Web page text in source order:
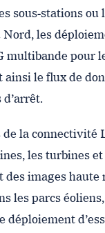
sous-stations ou
Nord, les
multibande pour
ainsi le flux de
de la connectivité
les turbines
des images
les parcs